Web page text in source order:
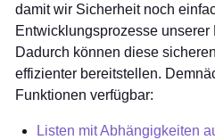
damit wir Sicherheit noch
Entwicklungsprozesse
Dadurch können diese
effizienter bereitstellen.
Funktionen verfügbar:
Listen mit Abhängigkeiten